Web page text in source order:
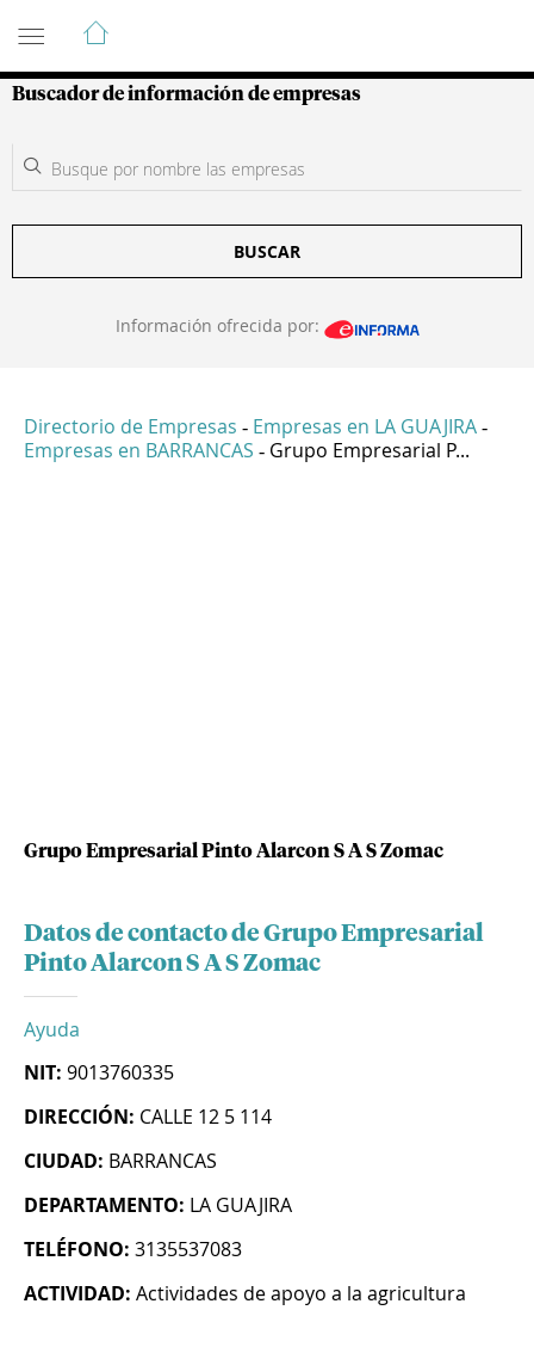
Guía de Empresas Colombianas
Buscador de información de empresas
BUSCAR
Información ofrecida por:
Directorio de Empresas - Empresas en LA GUAJIRA -
Empresas en BARRANCAS - Grupo Empresarial P...
Grupo Empresarial Pinto Alarcon S A S Zomac
Datos de contacto de Grupo Empresarial
Pinto Alarcon S A S Zomac
Ayuda
NIT: 9013760335
DIRECCIÓN: CALLE 12 5 114
CIUDAD: BARRANCAS
DEPARTAMENTO: LA GUAJIRA
TELÉFONO: 3135537083
ACTIVIDAD: Actividades de apoyo a la agricultura